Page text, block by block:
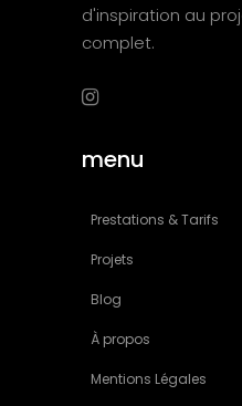
d'inspiration au
complet.
menu
Prestations & Tarifs
Projets
Blog
À propos
Mentions Légales